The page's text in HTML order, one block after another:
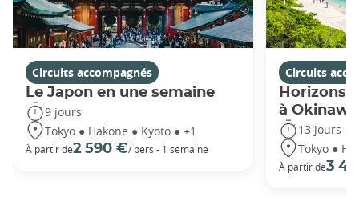
Circuits accompagnés
Le Japon en une semaine
9 jours
Tokyo ● Hakone ● Kyoto ● +1
À partir de2 590 €/ pers - 1 semaine
Circuits
Horizons
à Okinawa
13 jours
Tokyo ●
À partir de3